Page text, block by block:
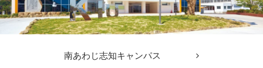
南あわじ志知キャンパス